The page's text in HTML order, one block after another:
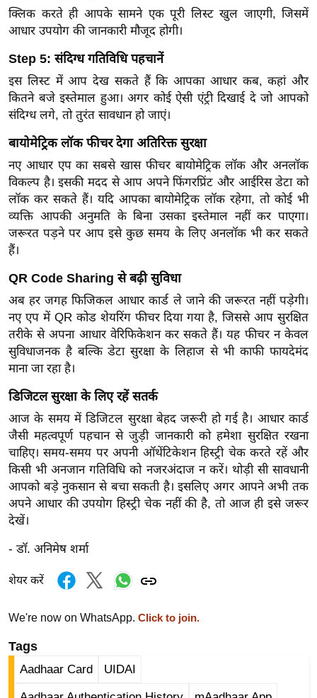
बॉ
ली
ड
हॉ
ली
वु
ड
फि
ल्म
स
मी
क्षा
B
r
e
a
k
i
n
g
N
e
w
s
ला
इ
फ
इ
ल
क्नॉ
जी
ब्यू
टी
क्लिक करते ही आपके सामने एक पूरी लिस्ट खुल जाएगी, जिसमें
आधार उपयोग की जानकारी मौजूद होगी।
Step 5: संदिग्ध गतिविधि पहचानें
इस लिस्ट में आप देख सकते हैं कि आपका आधार कब, कहां और
कितने बजे इस्तेमाल हुआ। अगर कोई ऐसी एंट्री दिखाई दे जो आपको
संदिग्ध लगे, तो तुरंत सावधान हो जाएं।
बायोमेट्रिक लॉक फीचर देगा अतिरिक्त सुरक्षा
नए आधार एप का सबसे खास फीचर बायोमेट्रिक लॉक और अनलॉक
विकल्प है। इसकी मदद से आप अपने फिंगरप्रिंट और आईरिस डेटा को
लॉक कर सकते हैं। यदि आपका बायोमेट्रिक लॉक रहेगा, तो कोई भी
व्यक्ति आपकी अनुमति के बिना उसका इस्तेमाल नहीं कर पाएगा।
जरूरत पड़ने पर आप इसे कुछ समय के लिए अनलॉक भी कर सकते
हैं।
QR Code Sharing से बढ़ी सुविधा
अब हर जगह फिजिकल आधार कार्ड ले जाने की जरूरत नहीं पड़ेगी।
नए एप में QR कोड शेयरिंग फीचर दिया गया है, जिससे आप सुरक्षित
तरीके से अपना आधार वेरिफिकेशन कर सकते हैं। यह फीचर न केवल
सुविधाजनक है बल्कि डेटा सुरक्षा के लिहाज से भी काफी फायदेमंद
माना जा रहा है।
डिजिटल सुरक्षा के लिए रहें सतर्क
आज के समय में डिजिटल सुरक्षा बेहद जरूरी हो गई है। आधार कार्ड
जैसी महत्वपूर्ण पहचान से जुड़ी जानकारी को हमेशा सुरक्षित रखना
चाहिए। समय-समय पर अपनी ऑथेंटिकेशन हिस्ट्री चेक करते रहें और
किसी भी अनजान गतिविधि को नजरअंदाज न करें। थोड़ी सी सावधानी
आपको बड़े नुकसान से बचा सकती है। इसलिए अगर आपने अभी तक
अपने आधार की उपयोग हिस्ट्री चेक नहीं की है, तो आज ही इसे जरूर
देखें।
- डॉ. अनिमेष शर्मा
शेयर करें
We're now on WhatsApp. Click to join.
Tags
Aadhaar Card UIDAI